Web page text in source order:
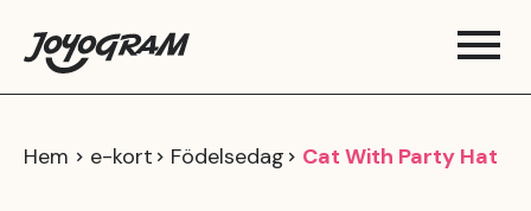
Hem e-kort Födelsedag Cat With Party Hat